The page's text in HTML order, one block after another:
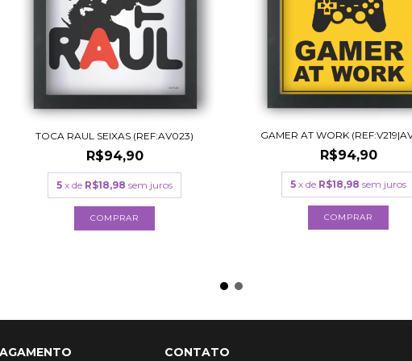
TOCA RAUL SEIXAS (REF:AV023)
R$94,90
5 x de R$18,98 sem juros
COMPRAR
GAMER AT WORK
R$94,90
5 x de R$18,98 sem juros
COMPRAR
CONTATO